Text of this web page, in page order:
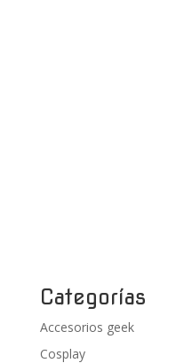
Categorías
Accesorios geek
Cosplay